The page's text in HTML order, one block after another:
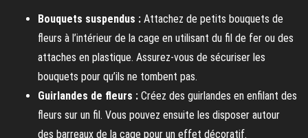
Bouquets suspendus : Attachez de petits bouquets de
fleurs à l’intérieur de la cage en utilisant du fil de fer ou des
attaches en plastique. Assurez-vous de sécuriser les
bouquets pour qu’ils ne tombent pas.
Guirlandes de fleurs : Créez des guirlandes en enfilant des
fleurs sur un fil. Vous pouvez ensuite les disposer autour
des barreaux de la cage pour un effet décoratif.